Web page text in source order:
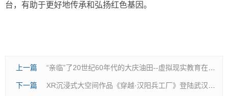
台，有助于更好地传承和弘扬红色基因。
上一篇 “亲临”了20世纪60年代的大庆油田--虚拟现实教育在大庆师范的实践
XR沉浸式大空间作品《穿越·汉阳兵工厂》登陆武汉文博馆
下一篇